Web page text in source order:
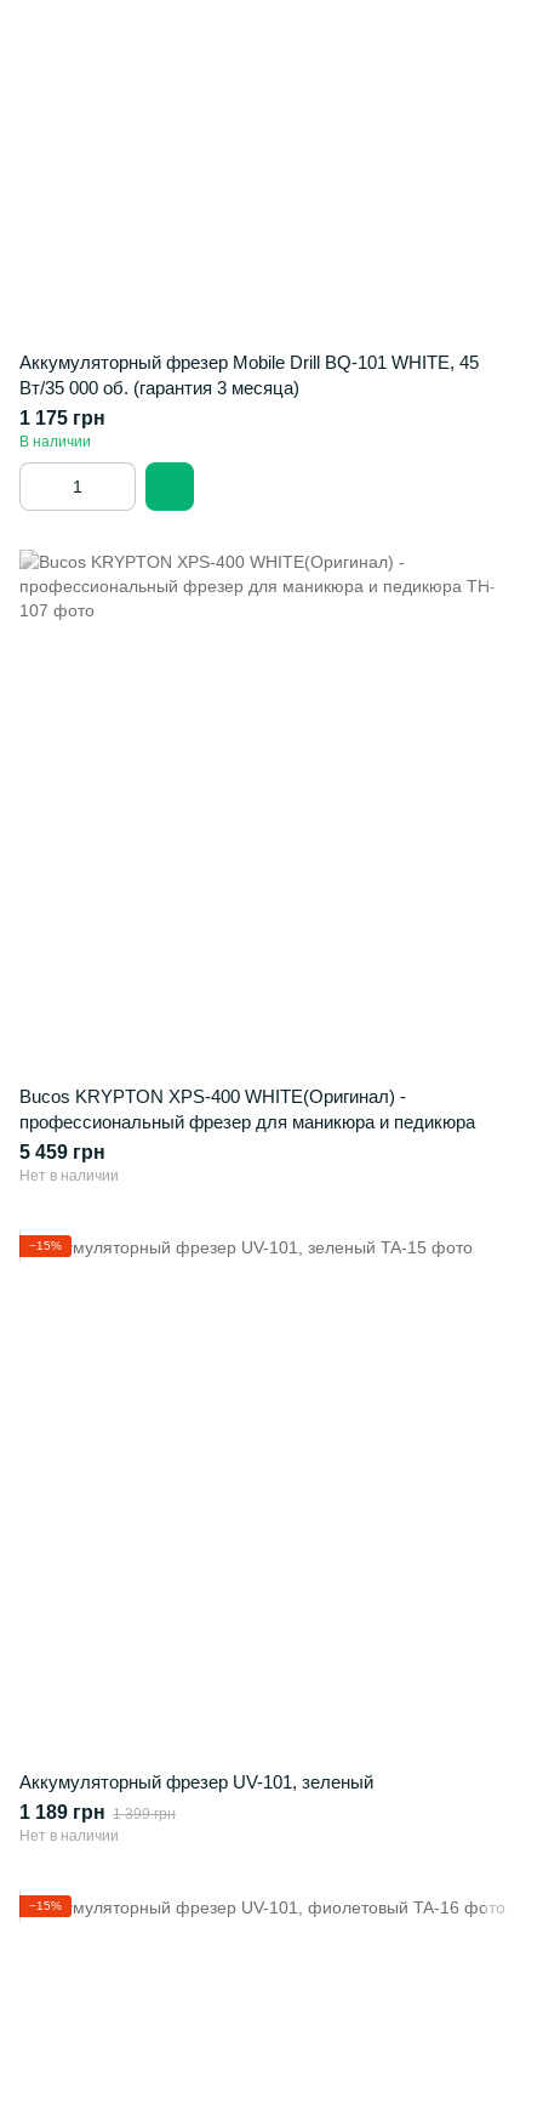
Аккумуляторный фрезер Mobile Drill BQ-101 WHITE, 45
Вт/35 000 об. (гарантия 3 месяца)
1 175 грн
В наличии
Bucos KRYPTON XPS-400 WHITE(Оригинал) -
профессиональный фрезер для маникюра и педикюра
5 459 грн
Нет в наличии
−15%
Аккумуляторный фрезер UV-101, зеленый
1 189 грн 1 399 грн
Нет в наличии
−15%